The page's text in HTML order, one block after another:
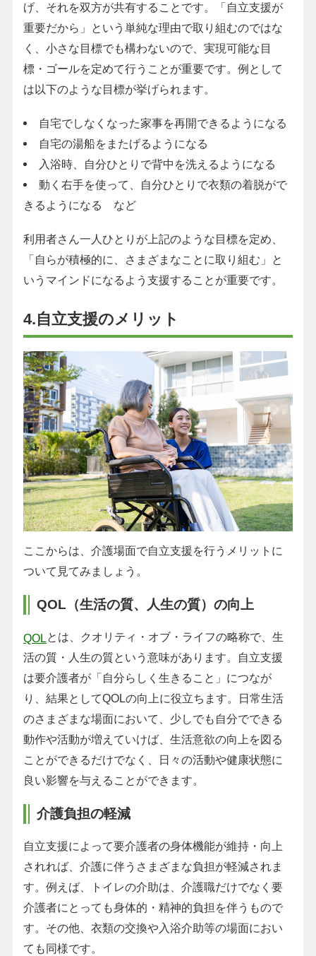
げ、それを双方が共有することです。「自立支援が
重要だから」という単純な理由で取り組むのではな
く、小さな目標でも構わないので、実現可能な目
標・ゴールを定めて行うことが重要です。例として
は以下のような目標が挙げられます。
自宅でしなくなった家事を再開できるようになる
自宅の湯船をまたげるようになる
入浴時、自分ひとりで背中を洗えるようになる
動く右手を使って、自分ひとりで衣類の着脱がで
きるようになる など
利用者さん一人ひとりが上記のような目標を定め、
「自らが積極的に、さまざまなことに取り組む」と
いうマインドになるよう支援することが重要です。
4.自立支援のメリット
ここからは、介護場面で自立支援を行うメリットに
ついて見てみましょう。
QOL（生活の質、人生の質）の向上
QOLとは、クオリティ・オブ・ライフの略称で、生
活の質・人生の質という意味があります。自立支援
は要介護者が「自分らしく生きること」につなが
り、結果としてQOLの向上に役立ちます。日常生活
のさまざまな場面において、少しでも自分でできる
動作や活動が増えていけば、生活意欲の向上を図る
ことができるだけでなく、日々の活動や健康状態に
良い影響を与えることができます。
介護負担の軽減
自立支援によって要介護者の身体機能が維持・向上
されれば、介護に伴うさまざまな負担が軽減されま
す。例えば、トイレの介助は、介護職だけでなく要
介護者にとっても身体的・精神的負担を伴うもので
す。その他、衣類の交換や入浴介助等の場面におい
ても同様です。